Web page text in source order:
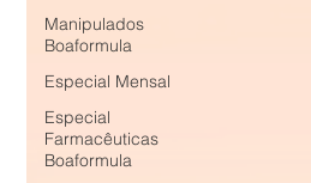
Manipulados
Boaformula
Especial Mensal
Especial
Farmacêuticas
Boaformula